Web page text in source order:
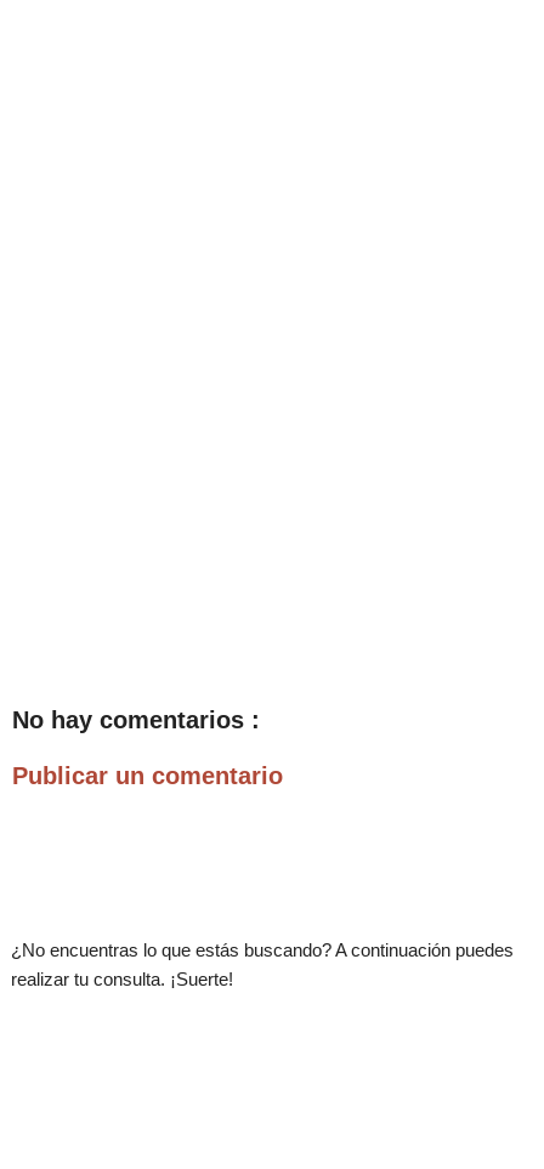
No hay comentarios :
Publicar un comentario
¿No encuentras lo que estás buscando? A continuación puedes
realizar tu consulta. ¡Suerte!